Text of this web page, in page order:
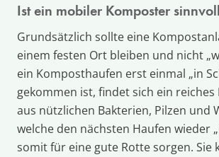
Ist ein mobiler Komposter
Grundsätzlich sollte eine
einem festen Ort bleiben und nicht
ein Komposthaufen erst einmal „in
gekommen ist, findet sich ein reiches
aus nützlichen Bakterien, Pilzen und
welche den nächsten Haufen wieder
somit für eine gute Rotte sorgen. Sie